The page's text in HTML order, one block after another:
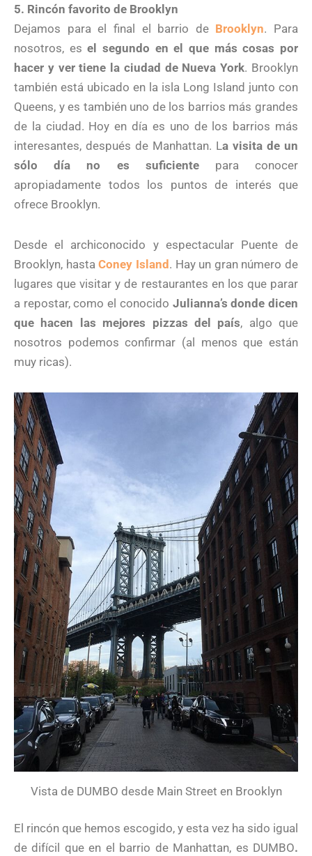
5. Rincón favorito de Brooklyn
Dejamos para el final el barrio de Brooklyn. Para
nosotros, esel segundo en el que más cosas por
hacer y ver tiene la ciudad de Nueva York. Brooklyn
también está ubicado en la isla Long Island junto con
Queens, y es también uno de los barrios más grandes
de la ciudad. Hoy en día es uno de los barrios más
interesantes, después de Manhattan. La visita de un
sólo día no es suficientepara conocer
apropiadamente todos los puntos de interés que
ofrece Brooklyn.
Desde el archiconocido y espectacular Puente de
Brooklyn, hastaConey Island . Hay un gran número de
lugares que visitar y de restaurantes en los que parar
a repostar, como el conocido Julianna’s donde dicen
que hacen las mejores pizzas del país, algo que
nosotros podemos confirmar (al menos que están
muy ricas).
Vista de DUMBO desde Main Street en Brooklyn
El rincón que hemos escogido, y esta vez ha sido igual
de difícil que en el barrio de Manhattan, es DUMBO.